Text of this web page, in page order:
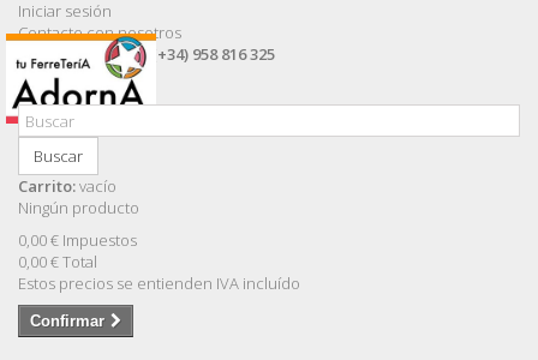
Iniciar sesión
Contacte con nosotros
Llámanos ahora: (+34) 958 816 325
Buscar
Carrito:vacío
Ningún producto
0,00 € Impuestos
0,00 €Total
Estos precios se entienden IVA incluído
Confirmar